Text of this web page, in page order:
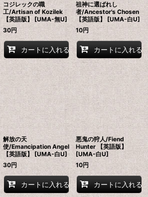
コジレックの職
工/Artisan of Kozilek
【英語版】 [UMA-無U]
30円
カートに入れる
祖神に選ばれし
者/Ancestor's Chosen
【英語版】 [UMA-白U]
10円
カートに入れる
解放の天
使/Emancipation Angel
【英語版】 [UMA-白U]
30円
カートに入れる
悪鬼の狩人/Fiend
Hunter 【英語版】
[UMA-白U]
10円
カートに入れる